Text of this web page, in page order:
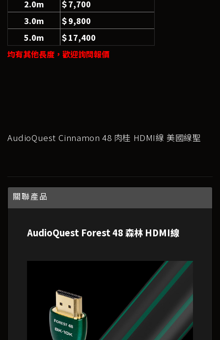
2.0m
＄7,700
3.0m
＄9,800
5.0m
＄17,400
均有其他長度，歡迎詢問報價
AudioQuest Cinnamon 48 肉桂 HDMI線 美國線聖
關聯產品
AudioQuest Forest 48 森林 HDMI線